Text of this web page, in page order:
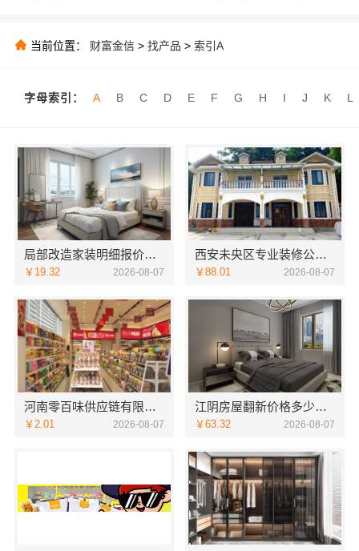
当前位置： 财富金信 > 找产品 > 索引A
字母索引： A B C D E F G H I J K L
局部改造家装明细报价，万赢饰家新型建筑材料有限公司精准核算
￥19.32 2026-08-07
西安未央区专业装修公寓免费量房居安天成
￥88.01 2026-08-07
河南零百味供应链有限公司社区整店输出量贩零食适配全场景
￥2.01 2026-08-07
江阴房屋翻新价格多少？无锡亿莱居装饰工程材料有限公司全流程品控
￥63.32 2026-08-07